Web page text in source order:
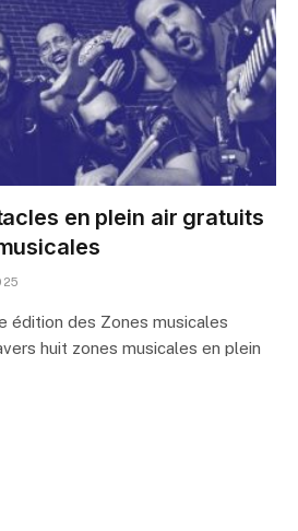
en plein air gratuits
édition des Zones musicales
huit zones musicales en plein